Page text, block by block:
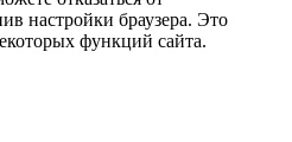
настройки браузера. Это
функций сайта.